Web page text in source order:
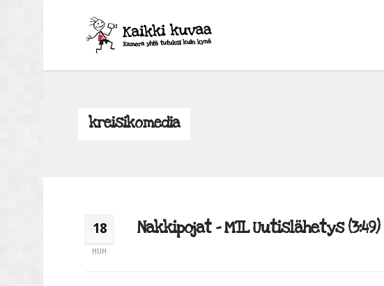
kreisikomedia
18
HUH
Nakkipojat – MTL Uutislähetys (3:49)